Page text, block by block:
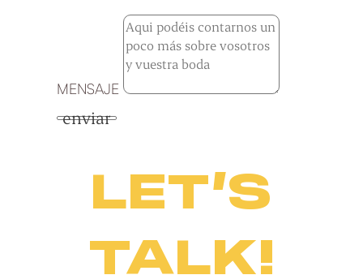
MENSAJE
enviar
LET’S
TALK!